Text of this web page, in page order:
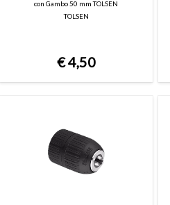
con Gambo 50 mm TOLSEN
TOLSEN
€4,50